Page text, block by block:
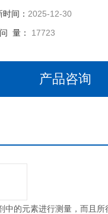
间： 2025-12-30
量： 17723
产品咨询
的元素进行测量，而且所